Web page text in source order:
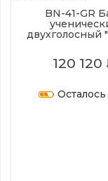
BN-41-GR
двухголосный
120 120